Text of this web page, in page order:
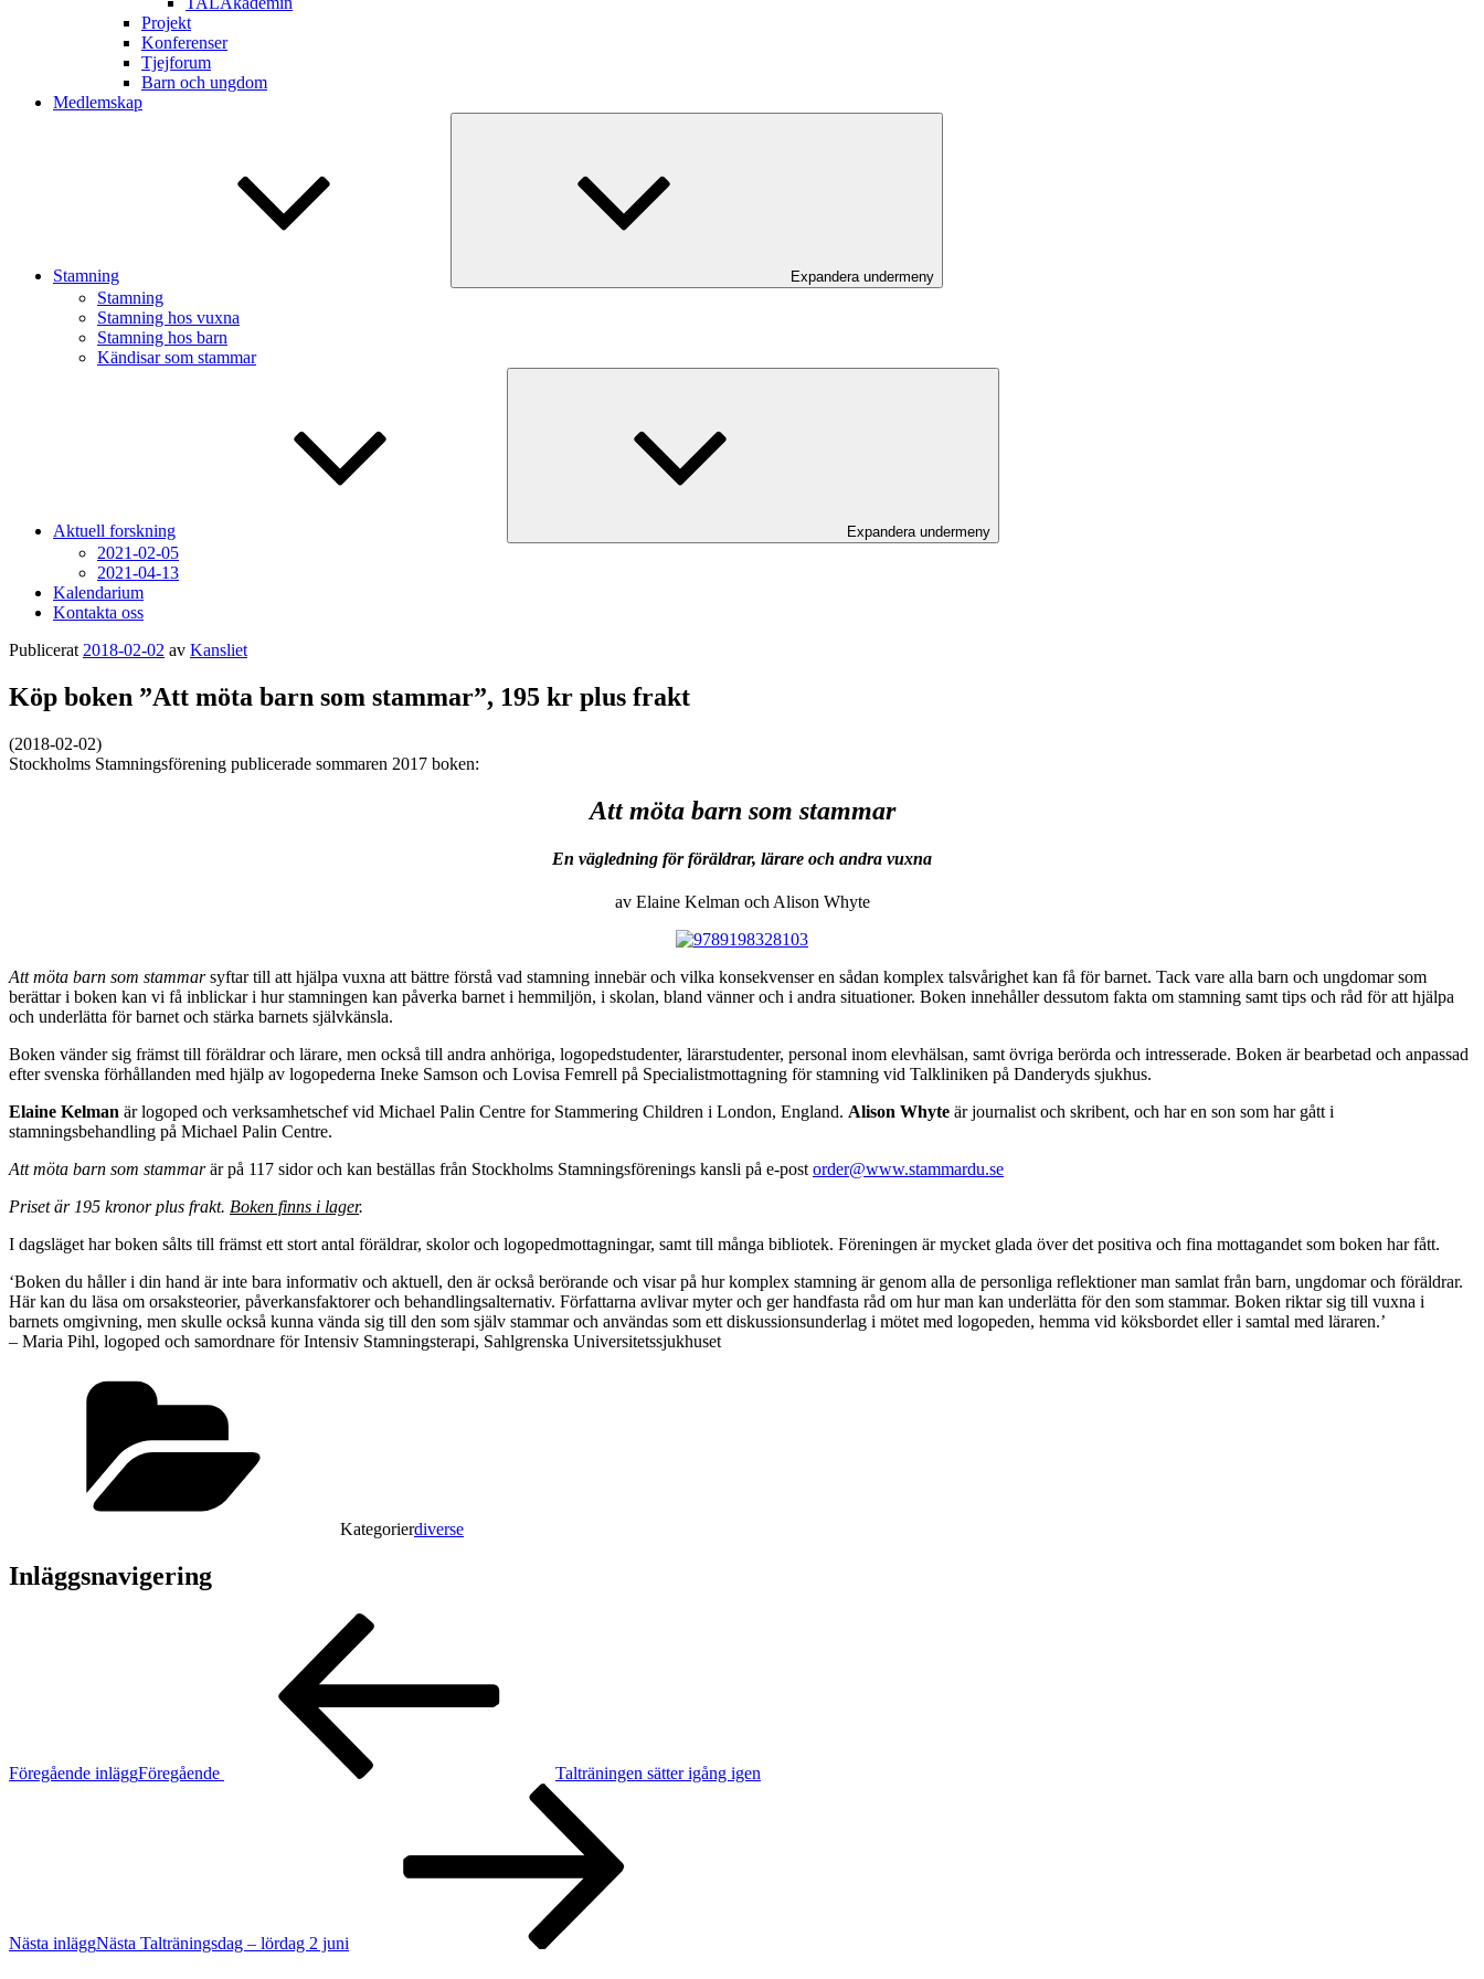
Projekt
Konferenser
Tjejforum
Barn och ungdom
Medlemskap
Stamning Expandera undermeny
Stamning
Stamning hos vuxna
Stamning hos barn
Kändisar som stammar
Aktuell forskning Expandera undermeny
2021-02-05
2021-04-13
Kalendarium
Kontakta oss
Publicerat 2018-02-02 av Kansliet
Köp boken ”Att möta barn som stammar”, 195 kr plus frakt
(2018-02-02)
Stockholms Stamningsförening publicerade sommaren 2017 boken:
Att möta barn som stammar
En vägledning för föräldrar, lärare och andra vuxna
av Elaine Kelman och Alison Whyte
Att möta barn som stammarsyftar till att hjälpa vuxna att bättre förstå vad stamning innebär och vilka konsekvenser en sådan komplex talsvårighet kan få för barnet. Tack vare alla barn och ungdomar som
berättar i boken kan vi få inblickar i hur stamningen kan påverka barnet i hemmiljön, i skolan, bland vänner och i andra situationer. Boken innehåller dessutom fakta om stamning samt tips och råd för att hjälpa
och underlätta för barnet och stärka barnets självkänsla.
Boken vänder sig främst till föräldrar och lärare, men också till andra anhöriga, logopedstudenter, lärarstudenter, personal inom elevhälsan, samt övriga berörda och intresserade. Boken är bearbetad och anpassad
efter svenska förhållanden med hjälp av logopederna Ineke Samson och Lovisa Femrell på Specialistmottagning för stamning vid Talkliniken på Danderyds sjukhus.
Elaine Kelman är logoped och verksamhetschef vid Michael Palin Centre for Stammering Children i London, England. Alison Whyte är journalist och skribent, och har en son som har gått i
stamningsbehandling på Michael Palin Centre.
Att möta barn som stammarär på 117 sidor och kan beställas från Stockholms Stamningsförenings kansli på e-post order@www.stammardu.se
Priset är 195 kronor plus frakt. Boken finns i lager.
I dagsläget har boken sålts till främst ett stort antal föräldrar, skolor och logopedmottagningar, samt till många bibliotek. Föreningen är mycket glada över det positiva och fina mottagandet som boken har fått.
‘Boken du håller i din hand är inte bara informativ och aktuell, den är också berörande och visar på hur komplex stamning är genom alla de personliga reflektioner man samlat från barn, ungdomar och föräldrar.
Här kan du läsa om orsaksteorier, påverkansfaktorer och behandlingsalternativ. Författarna avlivar myter och ger handfasta råd om hur man kan underlätta för den som stammar. Boken riktar sig till vuxna i
barnets omgivning, men skulle också kunna vända sig till den som själv stammar och användas som ett diskussionsunderlag i mötet med logopeden, hemma vid köksbordet eller i samtal med läraren.’
– Maria Pihl, logoped och samordnare för Intensiv Stamningsterapi, Sahlgrenska Universitetssjukhuset
Kategorierdiverse
Inläggsnavigering
Föregående inläggFöregående Talträningen sätter igång igen
Nästa inläggNästa Talträningsdag – lördag 2 juni